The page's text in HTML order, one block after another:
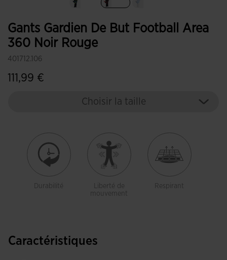
Gants Gardien De But Football Area
360 Noir Rouge
401712.106
111,99 €
Choisir la taille
Durabilité
Liberté de
mouvement
Respirant
Caractéristiques